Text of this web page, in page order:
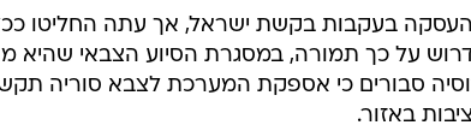
רוסיה את העסקה בעקבות בקשת ישראל, אך עתה החליטו
על כך תמורה, במסגרת הסיוע הצבאי שהיא
סבורים כי אספקת המערכת לצבא סוריה
באזור.